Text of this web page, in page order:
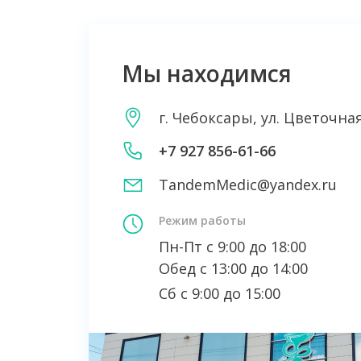
Мы находимся
г. Чебоксары, ул.
+7 927 856-61-66
TandemMedic@yandex.ru
Режим работы
Пн-Пт с 9:00 до 18:00
Обед с 13:00 до 14:00
Сб с 9:00 до 15:00